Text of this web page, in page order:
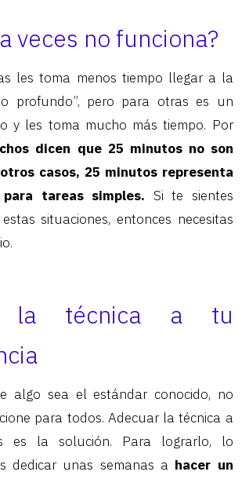
veces no funciona?
les toma menos tiempo llegar a la
profundo”, pero para otras es un
y les toma mucho más tiempo. Por
dicen que 25 minutos no son
casos, 25 minutos representa
tareas simples. Si te sientes
situaciones, entonces necesitas
la técnica a tu
algo sea el estándar conocido, no
para todos. Adecuar la técnica a
es la solución. Para lograrlo, lo
dedicar unas semanas a hacer un